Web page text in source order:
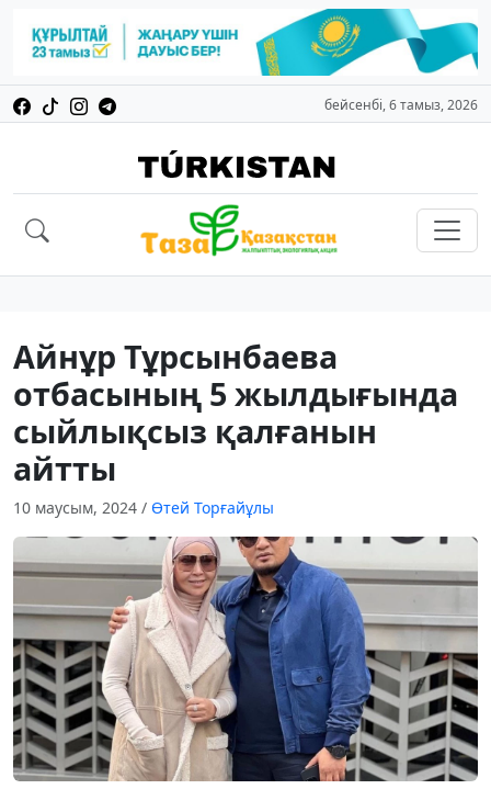
бейсенбі, 6 тамыз, 2026
Айнұр Тұрсынбаева
отбасының 5 жылдығында
сыйлықсыз қалғанын
айтты
10 маусым, 2024 / Өтей Торғайұлы